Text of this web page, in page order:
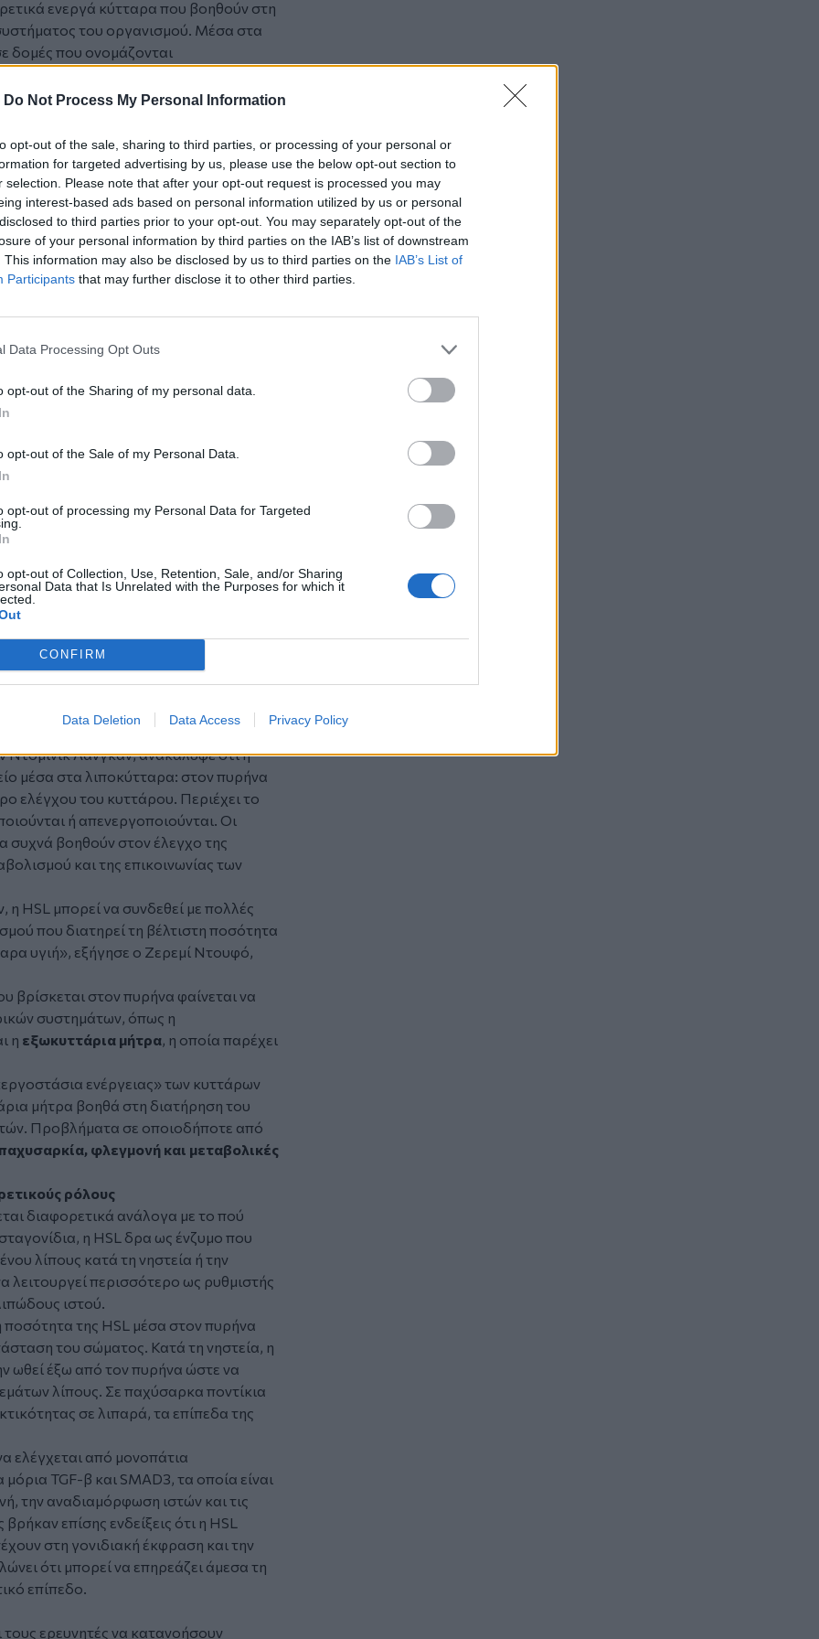
Do Not Process My Personal Information
opt-out of the sale, sharing to third parties, or processing of your personal or
for targeted advertising by us, please use the below opt-out section to
selection. Please note that after your opt-out request is processed you may
interest-based ads based on personal information utilized by us or personal
to third parties prior to your opt-out. You may separately opt-out of the
of your personal information by third parties on the IAB’s list of downstream
This information may also be disclosed by us to third parties on the IAB’s List of
Participants that may further disclose it to other third parties.
Data Processing Opt Outs
opt-out of the Sharing of my personal data.
opt-out of the Sale of my Personal Data.
opt-out of processing my Personal Data for Targeted
opt-out of Collection, Use, Retention, Sale, and/or Sharing
Data that Is Unrelated with the Purposes for which it
CONFIRM
Data Deletion Data Access Privacy Policy
ενεργά κύτταρα που βοηθούν στη
του οργανισμού. Μέσα στα
δομές που ονομάζονται
ενέργεια μεταξύ γευμάτων ή κατά
ενεργοποιούν την απελευθέρωση
παίζει κεντρικό ρόλο σε αυτή τη
σε λιπαρά οξέα που μπορούν να
όργανα.
η αφαίρεση της HSL θα εμπόδιζε τη
παχυσαρκία. Παραδόξως, δεν συνέβη
σε ανθρώπους μεμεταλλάξειςστο
Αντί να συσσωρεύουν
, μια σπάνια πάθηση κατά την
η αντίφαση προβλημάτιζε τους
καταστάσεις με κοινές
μοιάζουν να είναι δύο
σε πολλές κοινές επιπλοκές
διογκώνεται και δυσλειτουργεί.
αρκετό σωστά λειτουργικό λιπώδη
αποτυγχάνουν να ρυθμίσουν
να συμβάλει σε αντίσταση στην
του ήπατος, φλεγμονή και
σύμφωνα με τους ερευνητές, ότι ο
από το πόσο λίπος διαθέτει το σώμα. Η
μπορεί να είναι εξίσου
και Μεταβολικών Νοσημάτων
στη Γαλλία, θέλησαν να κατανοήσουν
του λιπώδους ιστού αντί για
άλλαξε την επιστημονική εικόνα
στον πυρήνα του κυττάρου
Ντομινίκ Λανγκάν, ανακάλυψε ότι η
μέσα στα λιποκύτταρα: στον πυρήνα
ελέγχου του κυττάρου. Περιέχει το
ή απενεργοποιούνται. Οι
συχνά βοηθούν στον έλεγχο της
και της επικοινωνίας των
HSL μπορεί να συνδεθεί με πολλές
που διατηρεί τη βέλτιστη ποσότητα
υγιή», εξήγησε ο Ζερεμί Ντουφό,
βρίσκεται στον πυρήνα φαίνεται να
συστημάτων, όπως η
η εξωκυττάρια μήτρα, η οποία παρέχει
ενέργειας» των κυττάρων
μήτρα βοηθά στη διατήρηση του
Προβλήματα σε οποιοδήποτε από
φλεγμονή και μεταβολικές
ρόλους
διαφορετικά ανάλογα με το πού
η HSL δρα ως ένζυμο που
λίπους κατά τη νηστεία ή την
λειτουργεί περισσότερο ως ρυθμιστής
ιστού.
ποσότητα της HSL μέσα στον πυρήνα
του σώματος. Κατά τη νηστεία, η
ωθεί έξω από τον πυρήνα ώστε να
λίπους. Σε παχύσαρκα ποντίκια
σε λιπαρά, τα επίπεδα της
ελέγχεται από μονοπάτια
TGF-β και SMAD3, τα οποία είναι
την αναδιαμόρφωση ιστών και τις
επίσης ενδείξεις ότι η HSL
στη γονιδιακή έκφραση και την
ότι μπορεί να επηρεάζει άμεσα τη
επίπεδο.
ερευνητές να κατανοήσουν
37χρονος μετά από τροχαίο με
αγριογούρουνο